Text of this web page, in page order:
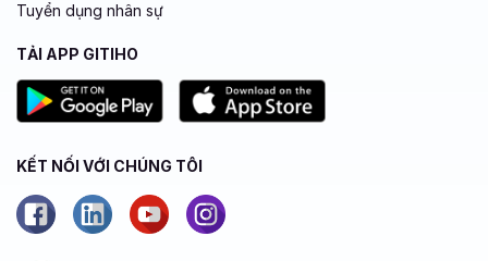
Tuyển dụng nhân sự
TẢI APP GITIHO
KẾT NỐI VỚI CHÚNG TÔI